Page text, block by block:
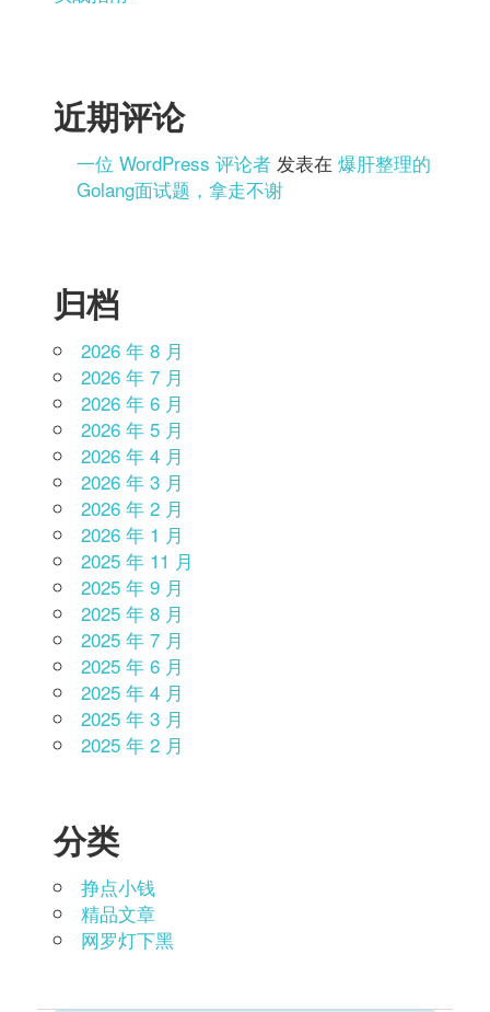
近期评论
一位 WordPress 评论者 发表在爆肝整理的
Golang面试题，拿走不谢
归档
2026 年 8 月
2026 年 7 月
2026 年 6 月
2026 年 5 月
2026 年 4 月
2026 年 3 月
2026 年 2 月
2026 年 1 月
2025 年 11 月
2025 年 9 月
2025 年 8 月
2025 年 7 月
2025 年 6 月
2025 年 4 月
2025 年 3 月
2025 年 2 月
分类
挣点小钱
精品文章
网罗灯下黑